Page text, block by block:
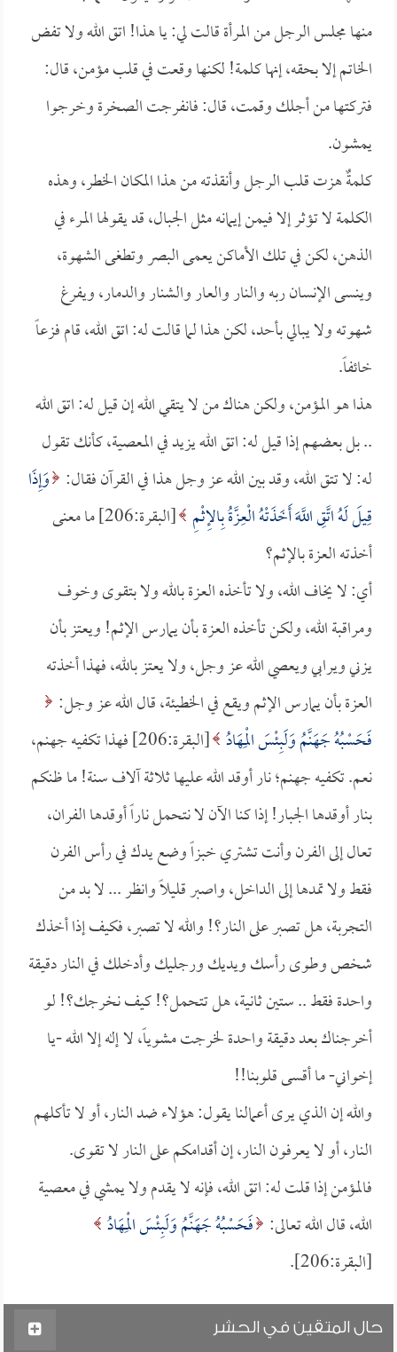
منها مجلس الرجل من المرأة قالت لي: يا هذا! اتق الله ولا تفض
الخاتم إلا بحقه، إنها كلمة! لكنها وقعت في قلب مؤمن، قال:
فتركتها من أجلك وقمت، قال: فانفرجت الصخرة وخرجوا
يمشون.
كلمةٌ هزت قلب الرجل وأنقذته من هذا المكان الخطر، وهذه
الكلمة لا تؤثر إلا فيمن إيمانه مثل الجبال، قد يقولها المرء في
الذهن، لكن في تلك الأماكن يعمى البصر وتطغى الشهوة،
وينسى الإنسان ربه والنار والعار والشنار والدمار، ويفرغ
شهوته ولا يبالي بأحد، لكن هذا لما قالت له: اتق الله، قام فزعاً
خائفاً.
هذا هو المؤمن، ولكن هناك من لا يتقي الله إن قيل له: اتق الله
.. بل بعضهم إذا قيل له: اتق الله يزيد في المعصية، كأنك تقول
له: لا تتق الله، وقد بين الله عز وجل هذا في القرآن فقال: وَإِذَا
قِيلَ لَهُ اتَّقِ اللَّهَ أَخَذَتْهُ الْعِزَّةُ بِالإِثْمِ
[البقرة:206] ما معنى
أخذته العزة بالإثم؟
أي: لا يخاف الله، ولا تأخذه العزة بالله ولا بتقوى وخوف
ومراقبة الله، ولكن تأخذه العزة بأن يمارس الإثم! ويعتز بأن
يزني ويرابي ويعصي الله عز وجل، ولا يعتز بالله، فهذا أخذته
العزة بأن يمارس الإثم ويقع في الخطيئة، قال الله عز وجل:
فَحَسْبُهُ جَهَنَّمُ وَلَبِئْسَ الْمِهَادُ
[البقرة:206] فهذا تكفيه جهنم،
نعم. تكفيه جهنم؛ نار أوقد الله عليها ثلاثة آلاف سنة! ما ظنكم
بنار أوقدها الجبار! إذا كنا الآن لا نتحمل ناراً أوقدها الفران،
تعال إلى الفرن وأنت تشتري خبزاً وضع يدك في رأس الفرن
فقط ولا تمدها إلى الداخل، واصبر قليلاً وانظر ... لا بد من
التجربة، هل تصبر على النار؟! والله لا تصبر، فكيف إذا أخذك
شخص وطوى رأسك ويديك ورجليك وأدخلك في النار دقيقة
واحدة فقط .. ستين ثانية، هل تتحمل؟! كيف نخرجك؟! لو
أخرجناك بعد دقيقة واحدة لخرجت مشوياً، لا إله إلا الله -يا
إخواني- ما أقسى قلوبنا!!
والله إن الذي يرى أعمالنا يقول: هؤلاء ضد النار، أو لا تأكلهم
النار، أو لا يعرفون النار، إن أقدامكم على النار لا تقوى.
فالمؤمن إذا قلت له: اتق الله، فإنه لا يقدم ولا يمشي في معصية
الله، قال الله تعالى: فَحَسْبُهُ جَهَنَّمُ وَلَبِئْسَ الْمِهَادُ
[البقرة:206].
حال المتقين في الحشر